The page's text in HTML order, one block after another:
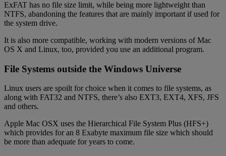
ExFAT has no file size limit, while being more lightweight than
NTFS, abandoning the features that are mainly important if used for
the system drive.
It is also more compatible, working with modern versions of Mac
OS X and Linux, too, provided you use an additional program.
File Systems outside the Windows Universe
Linux users are spoilt for choice when it comes to file systems, as
along with FAT32 and NTFS, there’s also EXT3, EXT4, XFS, JFS
and others.
Apple Mac OSX uses the Hierarchical File System Plus (HFS+)
which provides for an 8 Exabyte maximum file size which should
be more than adequate for years to come.